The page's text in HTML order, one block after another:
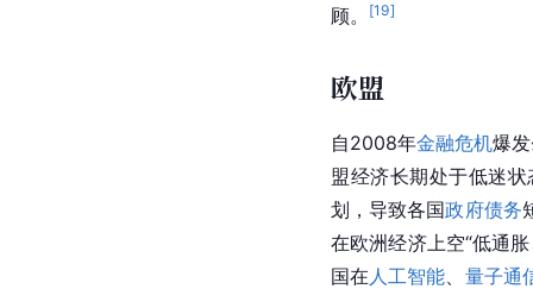
顾。
[19]
欧盟
自2008年金融危机爆
盟经济长期处于低迷
划，导致各国政府债务
在欧洲经济上空“低通
国在 人工智能
量子通